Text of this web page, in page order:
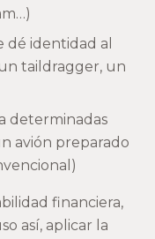
dé identidad al
taildragger, un
determinadas
avión preparado
financiera,
así, aplicar la